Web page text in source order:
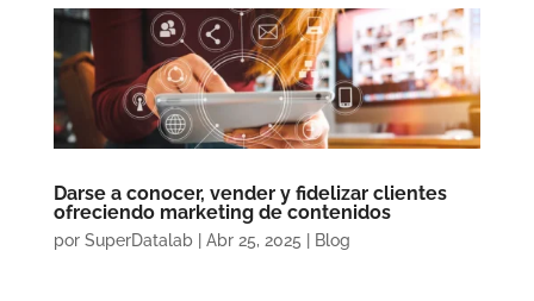
Darse a conocer, vender y fidelizar clientes
ofreciendo marketing de contenidos
por SuperDatalab| Abr 25, 2025 Blog